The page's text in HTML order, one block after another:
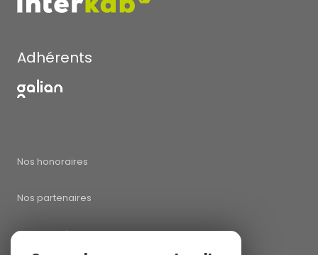
Adhérents
Nos honoraires
Nos partenaires
Mentions légales